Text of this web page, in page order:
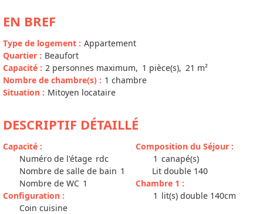
EN BREF
Type de logement : Appartement
Quartier : Beaufort
Capacité : 2 personnes maximum 1 pièce(s) 21 m²
Nombre de chambre(s) : 1 chambre
Situation : Mitoyen locataire
DESCRIPTIF DÉTAILLÉ
Capacité :
Numéro de l'étage rdc
Nombre de salle de bain 1
Nombre de WC 1
Configuration :
Coin cuisine
Composition du Séjour :
1 canapé(s)
Lit double 140
Chambre 1 :
1 lit(s) double 140cm